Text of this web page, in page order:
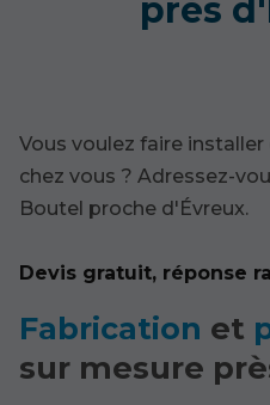
près
Vous voulez faire
chez vous ? Adressez-
Boutel proche d'Évreux.
Devis gratuit, réponse
Fabrication et
sur mesure